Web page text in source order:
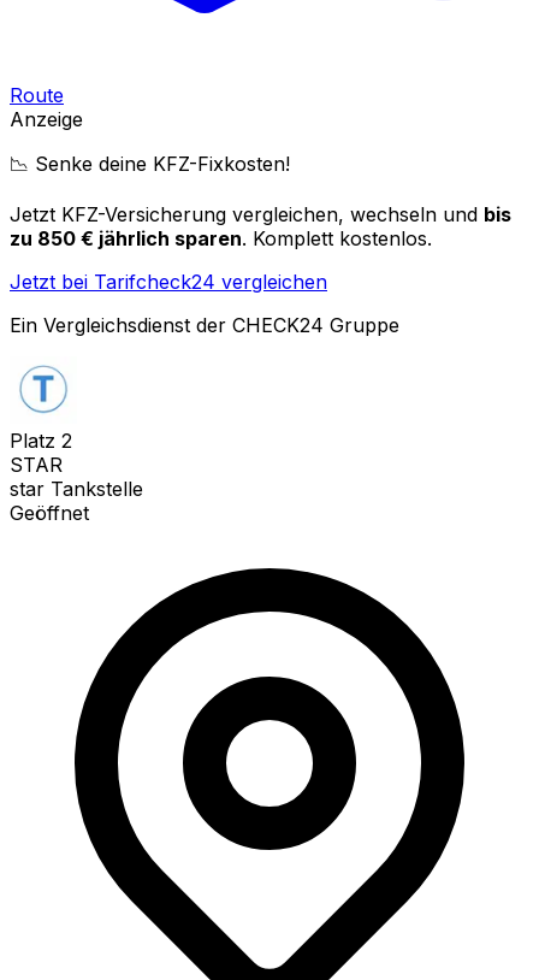
Route
Anzeige
📉 Senke deine KFZ-Fixkosten!
Jetzt KFZ-Versicherung vergleichen, wechseln und bis
zu 850 € jährlich sparen. Komplett kostenlos.
Jetzt bei Tarifcheck24 vergleichen
Ein Vergleichsdienst der CHECK24 Gruppe
Platz 2
STAR
star Tankstelle
Geöffnet